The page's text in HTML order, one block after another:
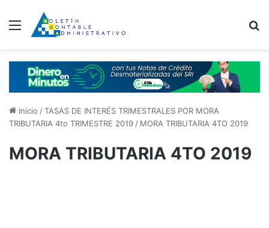
Menú
Inicio /TASAS DE INTERÉS TRIMESTRALES POR MORA
TRIBUTARIA 4to TRIMESTRE 2019 / MORA TRIBUTARIA 4TO 2019
MORA TRIBUTARIA 4TO 2019